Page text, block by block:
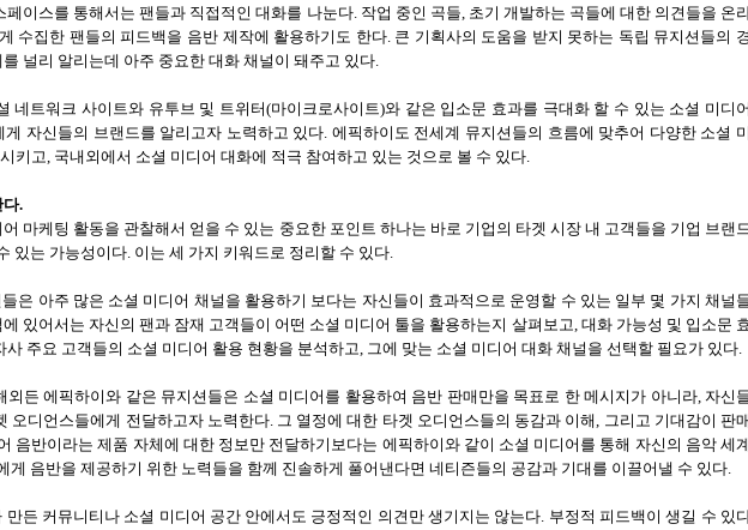
페이스를 통해서는 팬들과 직접적인 대화를 나눈다. 작업 중인 곡들, 초기 개발하는 곡들에 대한 의견들을 온
수집한 팬들의 피드백을 음반 제작에 활용하기도 한다. 큰 기획사의 도움을 받지 못하는 독립 뮤지션들의 경
널리 알리는데 아주 중요한 대화 채널이 돼주고 있다.
네트워크 사이트와 유투브 및 트위터(마이크로사이트)와 같은 입소문 효과를 극대화 할 수 있는 소셜 미디어
자신들의 브랜드를 알리고자 노력하고 있다. 에픽하이도 전세계 뮤지션들의 흐름에 맞추어 다양한 소셜 미
키고, 국내외에서 소셜 미디어 대화에 적극 참여하고 있는 것으로 볼 수 있다.
다.
마케팅 활동을 관찰해서 얻을 수 있는 중요한 포인트 하나는 바로 기업의 타겟 시장 내 고객들을 기업 브랜
있는 가능성이다. 이는 세 가지 키워드로 정리할 수 있다.
은 아주 많은 소셜 미디어 채널을 활용하기 보다는 자신들이 효과적으로 운영할 수 있는 일부 몇 가지 채널
있어서는 자신의 팬과 잠재 고객들이 어떤 소셜 미디어 툴을 활용하는지 살펴보고, 대화 가능성 및 입소문
사 주요 고객들의 소셜 미디어 활용 현황을 분석하고, 그에 맞는 소셜 미디어 대화 채널을 선택할 필요가 있다.
외든 에픽하이와 같은 뮤지션들은 소셜 미디어를 활용하여 음반 판매만을 목표로 한 메시지가 아니라, 자신
오디언스들에게 전달하고자 노력한다. 그 열정에 대한 타겟 오디언스들의 동감과 이해, 그리고 기대감이 판매
음반이라는 제품 자체에 대한 정보만 전달하기보다는 에픽하이와 같이 소셜 미디어를 통해 자신의 음악 세계
게 음반을 제공하기 위한 노력들을 함께 진솔하게 풀어낸다면 네티즌들의 공감과 기대를 이끌어낼 수 있다.
만든 커뮤니티나 소셜 미디어 공간 안에서도 긍정적인 의견만 생기지는 않는다. 부정적 피드백이 생길 수 있